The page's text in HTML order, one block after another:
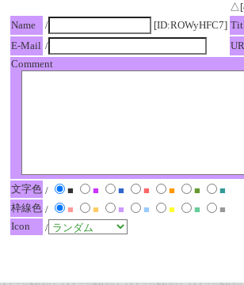
Name
/ [ID:ROWyHFC7]
E-Mail /
Comment
文字色 / ■ ■ ■ ■ ■ ■
■
枠線色 / ■ ■ ■ ■ ■ ■
■
Icon
/